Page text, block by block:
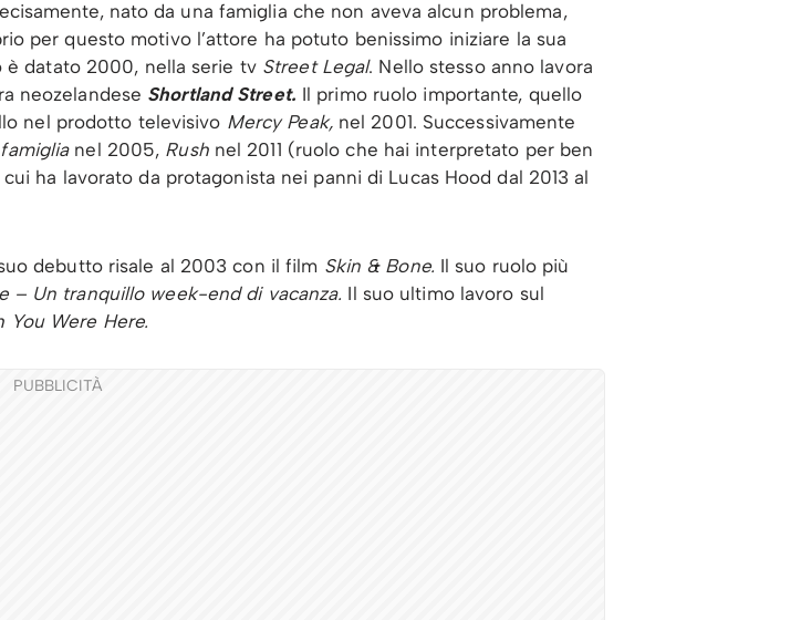
nato da una famiglia che non aveva alcun problema,
per questo motivo l’attore ha potuto benissimo iniziare la sua
è datato 2000, nella serie tv Street Legal. Nello stesso anno lavora
neozelandese Shortland Street. Il primo ruolo importante, quello
nel prodotto televisivo Mercy Peak,nel 2001. Successivamente
nel 2005, Rushnel 2011 (ruolo che hai interpretato per ben
cui ha lavorato da protagonista nei panni di Lucas Hood dal 2013 al
debutto risale al 2003 con il film Skin & Bone. Il suo ruolo più
– Un tranquillo week-end di vacanza. Il suo ultimo lavoro sul
You Were Here.
PUBBLICITÀ